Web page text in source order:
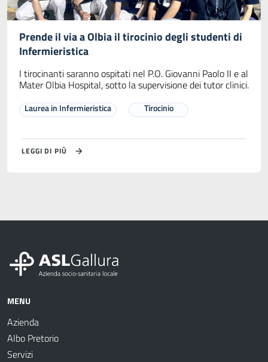
Prende il via a Olbia il tirocinio degli studenti di
Infermieristica
I tirocinanti saranno ospitati nel P.O. Giovanni Paolo II e al
Mater Olbia Hospital, sotto la supervisione dei tutor clinici.
Laurea in Infermieristica Tirocinio
LEGGI DI PIÙ
MENU
Azienda
Albo Pretorio
Servizi